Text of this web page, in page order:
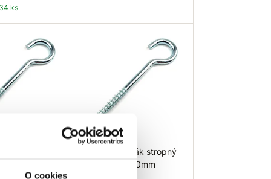
O cookies
ks
EU SELECT Hák stropný
s vrutom zn 80mm